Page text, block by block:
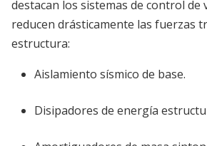
destacan los sistemas de control de
reducen drásticamente las fuerzas
estructura:
Aislamiento sísmico de base.
Disipadores de energía